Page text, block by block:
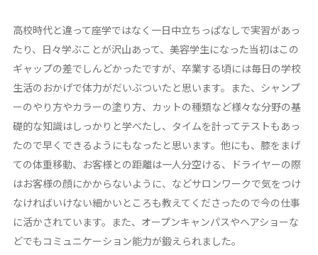
高校時代と違って座学ではなく一日中立ちっぱなしで実習があっ
たり、日々学ぶことが沢山あって、美容学生になった当初はこの
ギャップの差でしんどかったですが、卒業する頃には毎日の学校
生活のおかげで体力がだいぶついたと思います。また、シャンプ
ーのやり方やカラーの塗り方、カットの種類など様々な分野の基
礎的な知識はしっかりと学べたし、タイムを計ってテストもあっ
たので早くできるようにもなったと思います。他にも、膝をまげ
ての体重移動、お客様との距離は一人分空ける、ドライヤーの際
はお客様の顔にかからないように、などサロンワークで気をつけ
なければいけない細かいところも教えてくださったので今の仕事
に活かされています。また、オープンキャンパスやヘアショーな
どでもコミュニケーション能力が鍛えられました。